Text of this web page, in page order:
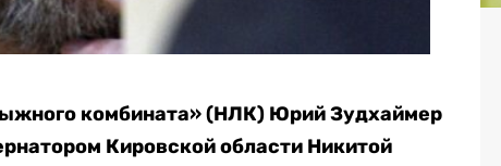
комбината» (НЛК) Юрий Зудхаймер
Кировской области Никитой